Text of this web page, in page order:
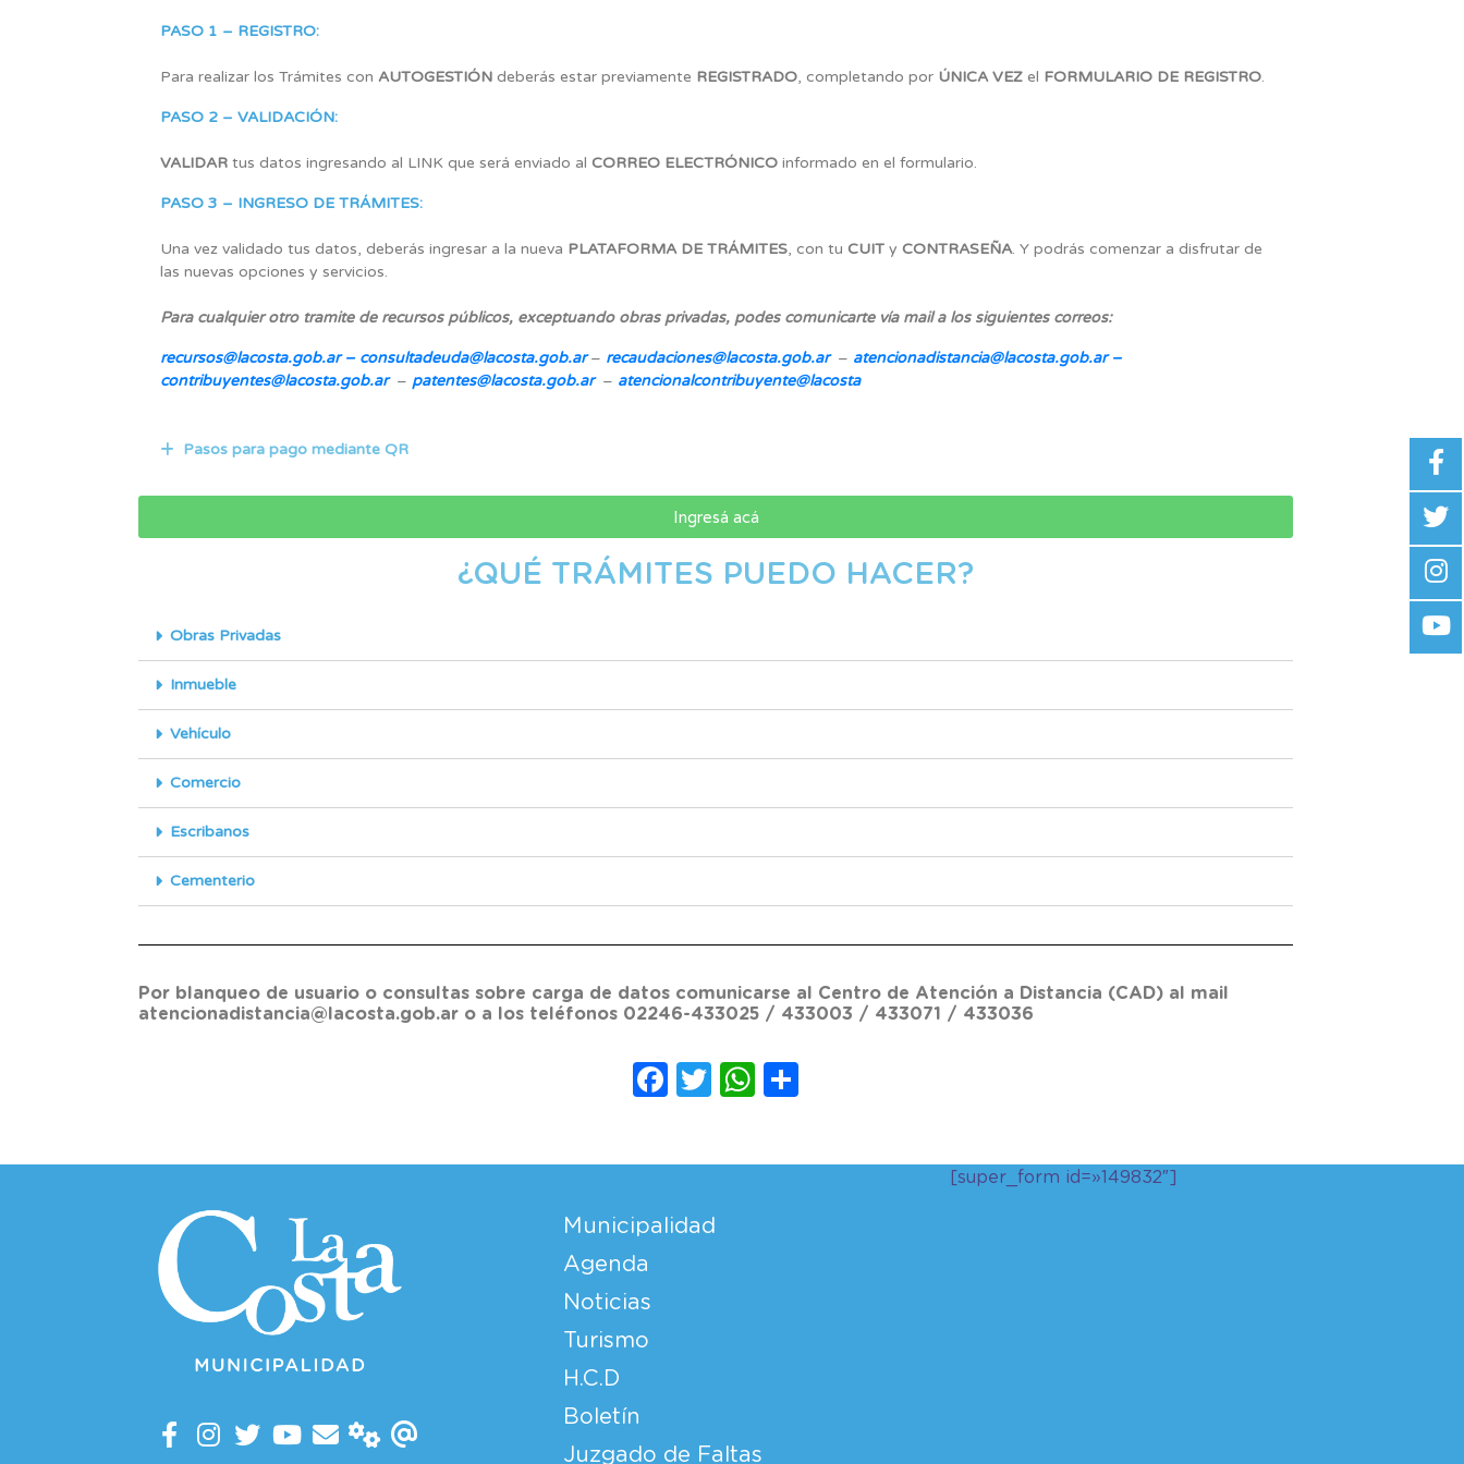
PASO 1 – REGISTRO:
Para realizar los Trámites con AUTOGESTIÓN deberás estar previamente REGISTRADO, completando por ÚNICA VEZ el FORMULARIO DE REGISTRO.
PASO 2 – VALIDACIÓN:
VALIDAR tus datos ingresando al LINK que será enviado al CORREO ELECTRÓNICO informado en el formulario.
PASO 3 – INGRESO DE TRÁMITES:
Una vez validado tus datos, deberás ingresar a la nueva PLATAFORMA DE TRÁMITES, con tu CUIT y CONTRASEÑA. Y podrás comenzar a disfrutar de
las nuevas opciones y servicios.
Para cualquier otro tramite de recursos públicos, exceptuando obras privadas, podes comunicarte vía mail a los siguientes correos:
recursos@lacosta.gob.ar – consultadeuda@lacosta.gob.ar– recaudaciones@lacosta.gob.ar– atencionadistancia@lacosta.gob.ar –
contribuyentes@lacosta.gob.ar– patentes@lacosta.gob.ar– atencionalcontribuyente@lacosta
Pasos para pago mediante QR
Ingresá acá
¿QUÉ TRÁMITES PUEDO HACER?
Obras Privadas
Inmueble
Vehículo
Comercio
Escribanos
Cementerio
Por blanqueo de usuario o consultas sobre carga de datos comunicarse al Centro de Atención a Distancia (CAD) al mail
atencionadistancia@lacosta.gob.ar o a los teléfonos 02246-433025 / 433003 / 433071 / 433036
Facebook
TwitterWhatsApp
Municipalidad
Agenda
Noticias
Turismo
H.C.D
Boletín
Juzgado de Faltas
[super_form id=»149832″]